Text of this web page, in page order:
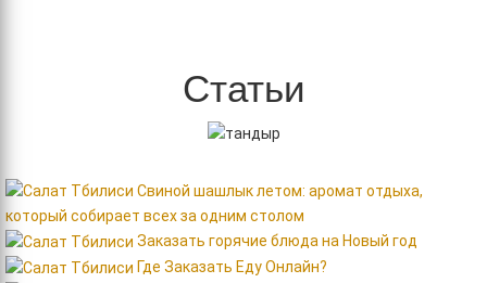
Статьи
Свиной шашлык летом: аромат отдыха,
который собирает всех за одним столом
Заказать горячие блюда на Новый год
Где Заказать Еду Онлайн?